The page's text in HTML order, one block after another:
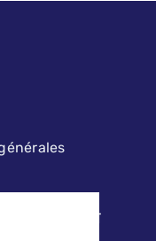
MAINTENANCE ET